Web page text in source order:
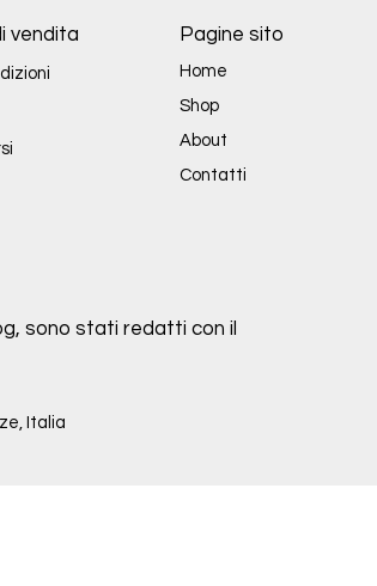
sono stati redatti con il
vendita Pagine sito
Home
Shop
About
Contatti
Italia